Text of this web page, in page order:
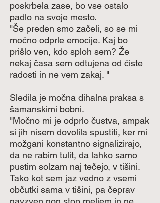
poskrbela zase, bo vse ostalo
padlo na svoje mesto.
"Še preden smo začeli, so se mi
močno odprle emocije. Kaj bo
prišlo ven, kdo sploh sem? Že
nekaj časa sem odtujena od čiste
radosti in ne vem zakaj. "
Sledila je močna dihalna praksa s
šamanskimi bobni.
"Močno mi je odprlo čustva, ampak
si jih nisem dovolila spustiti, ker mi
možgani konstantno signalizirajo,
da ne rabim tulit, da lahko samo
pustim solzam naj tečejo, v tišini.
Tako kot sem jaz vedno z vsemi
občutki sama v tišini, pa čeprav
navzven non stop meljem in ne